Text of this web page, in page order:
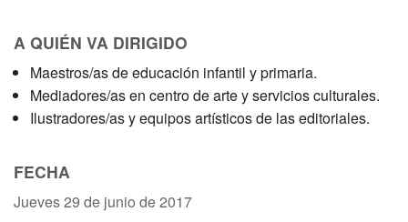
A QUIÉN VA DIRIGIDO
Maestros/as de educación infantil y primaria.
Mediadores/as en centro de arte y servicios culturales.
Ilustradores/as y equipos artísticos de las editoriales.
FECHA
Jueves 29 de junio de 2017